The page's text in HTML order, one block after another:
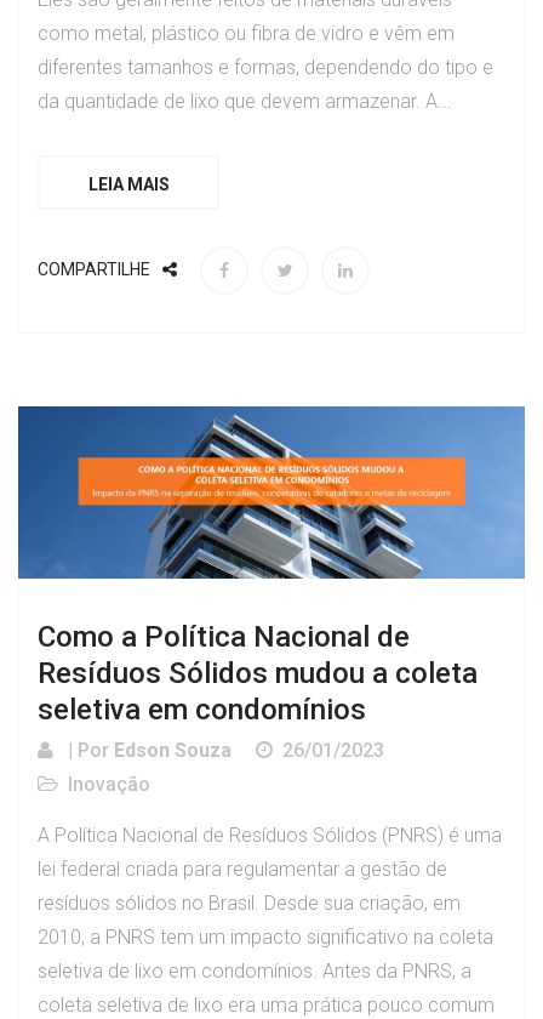
como metal, plástico ou fibra de vidro e vêm em
diferentes tamanhos e formas, dependendo do tipo e
da quantidade de lixo que devem armazenar. A...
LEIA MAIS
COMPARTILHE
Como a Política Nacional de
Resíduos Sólidos mudou a coleta
seletiva em condomínios
| Por Edson Souza
26/01/2023
Inovação
A Política Nacional de Resíduos Sólidos (PNRS) é uma
lei federal criada para regulamentar a gestão de
resíduos sólidos no Brasil. Desde sua criação, em
2010, a PNRS tem um impacto significativo na coleta
seletiva de lixo em condomínios. Antes da PNRS, a
coleta seletiva de lixo era uma prática pouco comum